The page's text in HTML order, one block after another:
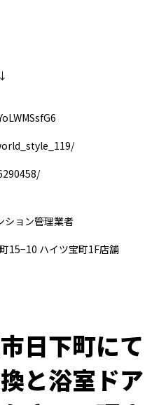
ション管理業者
15−10 ハイツ宝町1F店舗
日下町にて
と浴室ドア